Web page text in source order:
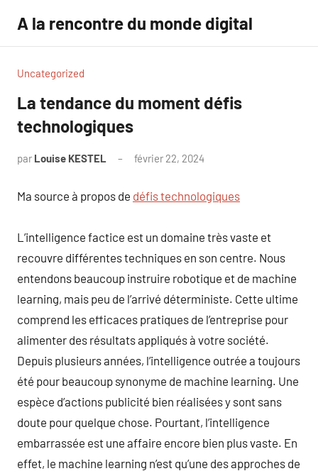
contenu
A la rencontre du monde digital
Uncategorized
La tendance du moment défis
technologiques
par Louise KESTEL février 22, 2024
Ma source à propos de défis technologiques
L’intelligence factice est un domaine très vaste et
recouvre différentes techniques en son centre. Nous
entendons beaucoup instruire robotique et de machine
learning, mais peu de l’arrivé déterministe. Cette ultime
comprend les efficaces pratiques de l’entreprise pour
alimenter des résultats appliqués à votre société.
Depuis plusieurs années, l’intelligence outrée a toujours
été pour beaucoup synonyme de machine learning. Une
espèce d’actions publicité bien réalisées y sont sans
doute pour quelque chose. Pourtant, l’intelligence
embarrassée est une affaire encore bien plus vaste. En
effet, le machine learning n’est qu’une des approches de